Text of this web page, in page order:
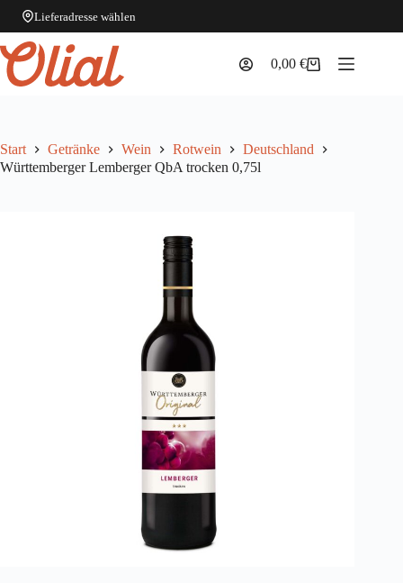
Lieferadresse wählen
Zum
Inhalt
springen
Warenkorb
0,00€
Start Getränke Wein Rotwein
Deutschland
Württemberger Lemberger QbA trocken 0,75l